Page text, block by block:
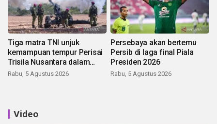
Tiga matra TNI unjuk
kemampuan tempur Perisai
Trisila Nusantara dalam
latihan di Kepri
Rabu, 5 Agustus 2026
Persebaya akan bertemu
Persib di laga final Piala
Presiden 2026
Rabu, 5 Agustus 2026
Video